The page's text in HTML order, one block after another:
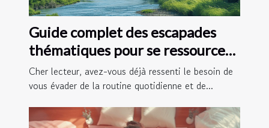
Guide complet des escapades
thématiques pour se ressourcer
en 2025
Cher lecteur, avez-vous déjà ressenti le besoin de
vous évader de la routine quotidienne et de...